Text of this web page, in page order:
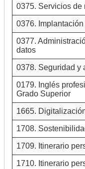
0375. Servicios de
0376.
0377.
datos
0378. Seguridad y
0179. Inglés
Grado Superior
1665.
1708.
1709. Itinerario
1710. Itinerario